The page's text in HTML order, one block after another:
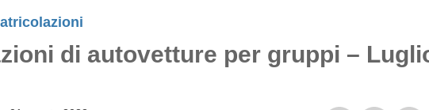
di autovetture per gruppi –